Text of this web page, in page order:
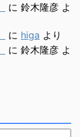
に 鈴木隆彦 よ
に higa より
に 鈴木隆彦 よ